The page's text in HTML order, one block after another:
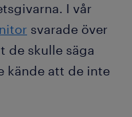
I vår
svarade över
de skulle säga
kände att de inte